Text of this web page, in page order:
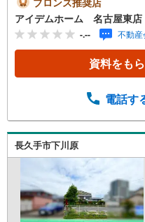
学、大歓迎♪■地下鉄
m）■猪子石小学校:
歩7分（約520m）＜
営業しております
対応！*自己資金な
い！弊社HPにて物
ます♪さらに店内に
ざいます☆この機会
アイデムホーム 名古屋東店
-.-- 不動
資料をも
電話す
長久手市下川原